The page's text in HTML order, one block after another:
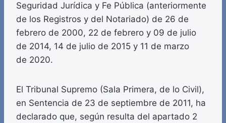
Seguridad Jurídica y Fe Pública (anteriormente
de los Registros y del Notariado) de 26 de
febrero de 2000, 22 de febrero y 09 de julio
de 2014, 14 de julio de 2015 y 11 de marzo
de 2020.
El Tribunal Supremo (Sala Primera, de lo Civil),
en Sentencia de 23 de septiembre de 2011, ha
declarado que, según resulta del apartado 2